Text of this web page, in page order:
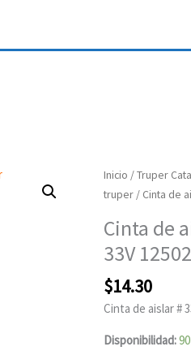
Inicio /Truper
truper/ Cinta de
Cinta de
33V
$14.30
Cinta de aislar #
Disponibilidad:
Cinta
de
#
33,
verde
M-
12502